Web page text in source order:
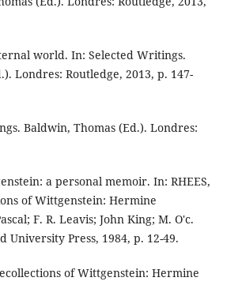
world. In: Selected Writings.
Londres: Routledge, 2013, p. 147-
Baldwin, Thomas (Ed.). Londres:
a personal memoir. In: RHEES,
of Wittgenstein: Hermine
F. R. Leavis; John King; M. O'c.
University Press, 1984, p. 12-49.
of Wittgenstein: Hermine